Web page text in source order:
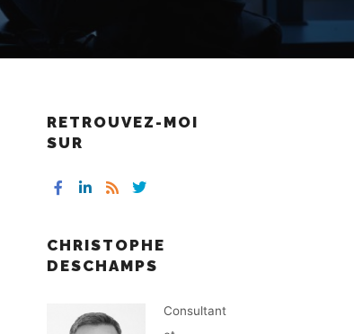
RETROUVEZ-MOI
SUR
CHRISTOPHE
DESCHAMPS
Consultant